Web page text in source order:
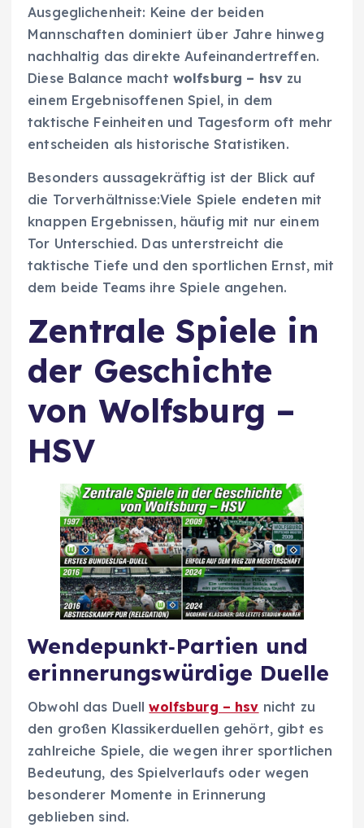
Ausgeglichenheit: Keine der beiden
Mannschaften dominiert über Jahre hinweg
nachhaltig das direkte Aufeinandertreffen.
Diese Balance macht wolfsburg – hsv zu
einem Ergebnisoffenen Spiel, in dem
taktische Feinheiten und Tagesform oft mehr
entscheiden als historische Statistiken.
Besonders aussagekräftig ist der Blick auf
die Torverhältnisse:Viele Spiele endeten mit
knappen Ergebnissen, häufig mit nur einem
Tor Unterschied. Das unterstreicht die
taktische Tiefe und den sportlichen Ernst, mit
dem beide Teams ihre Spiele angehen.
Zentrale Spiele in
der Geschichte
von Wolfsburg –
HSV
Wendepunkt‑Partien und
erinnerungswürdige Duelle
Obwohl das Duellwolfsburg – hsv nicht zu
den großen Klassikerduellen gehört, gibt es
zahlreiche Spiele, die wegen ihrer sportlichen
Bedeutung, des Spielverlaufs oder wegen
besonderer Momente in Erinnerung
geblieben sind.